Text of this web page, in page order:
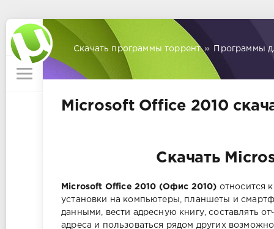
Скачать программы торрент » Программы
Microsoft Office 2010
Скачать
Microsoft Office 2010 (Офис 2010) относится
установки на компьютеры, планшеты и
данными, вести адресную книгу, составлять
адреса и пользоваться рядом других